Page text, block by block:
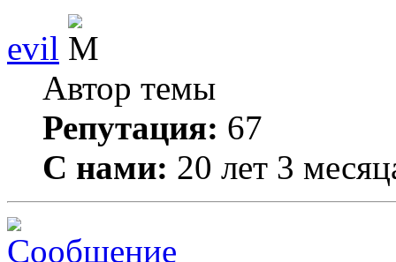
evil
Автор темы
Репутация: 67
С нами: 20 лет 3